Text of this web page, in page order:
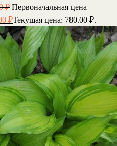
₽ Первоначальная цена
₽Текущая цена: 780.00 ₽.